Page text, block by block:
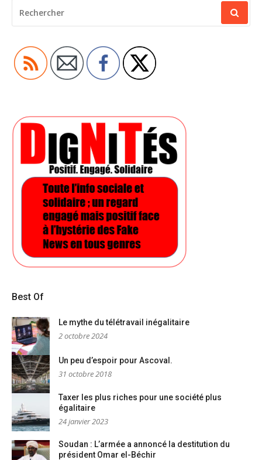
POUR
:
Best Of
Le mythe du télétravail inégalitaire
2 octobre 2024
Un peu d’espoir pour Ascoval.
31 octobre 2018
Taxer les plus riches pour une société plus
égalitaire
24 janvier 2023
Soudan : L’armée a annoncé la destitution du
président Omar el-Béchir